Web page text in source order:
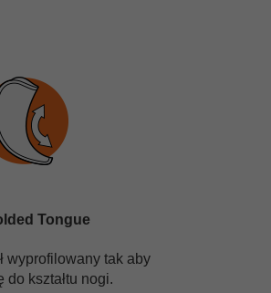
Tongue
wyprofilowany tak aby
do kształtu nogi.